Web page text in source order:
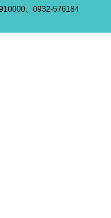
、0932-576184